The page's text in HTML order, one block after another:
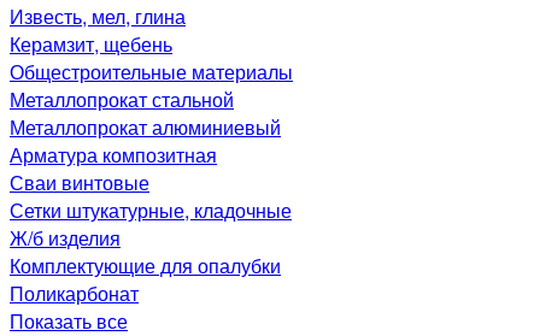
Известь, мел, глина
Керамзит, щебень
Общестроительные материалы
Металлопрокат стальной
Металлопрокат алюминиевый
Арматура композитная
Сваи винтовые
Сетки штукатурные, кладочные
Ж/б изделия
Комплектующие для опалубки
Поликарбонат
Показать все